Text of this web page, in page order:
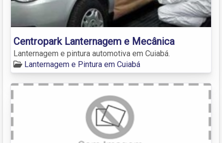
Centropark Lanternagem e Mecânica
Lanternagem e pintura automotiva em Cuiabá.
Lanternagem e Pintura em Cuiabá